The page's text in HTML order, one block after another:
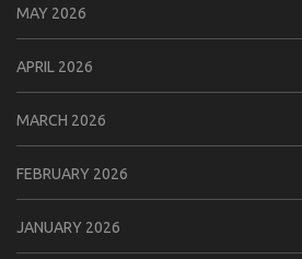
MAY 2026
APRIL 2026
MARCH 2026
FEBRUARY 2026
JANUARY 2026